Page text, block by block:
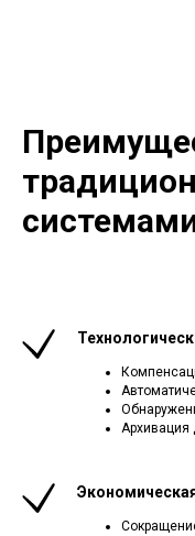
Архивация